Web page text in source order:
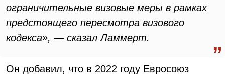
ограничительные визовые меры в рамках
предстоящего пересмотра визового
кодекса», — сказал Ламмерт.
Он добавил, что в 2022 году Евросоюз